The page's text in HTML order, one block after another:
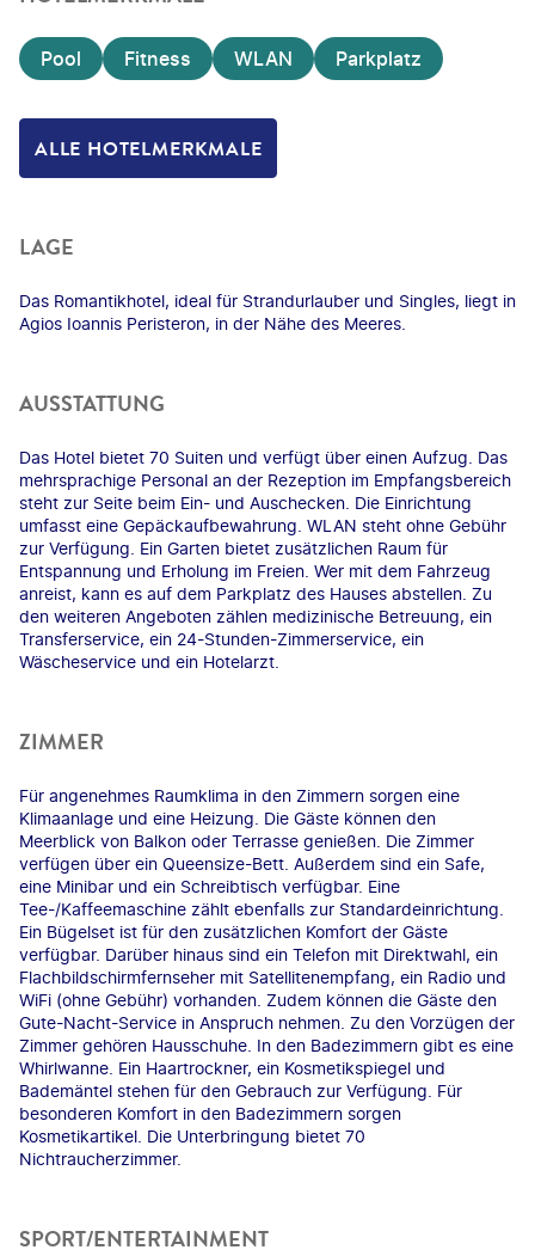
Pool Fitness WLAN Parkplatz
ALLE HOTELMERKMALE
LAGE
Das Romantikhotel, ideal für Strandurlauber und Singles, liegt in
Agios Ioannis Peristeron, in der Nähe des Meeres.
AUSSTATTUNG
Das Hotel bietet 70 Suiten und verfügt über einen Aufzug. Das
mehrsprachige Personal an der Rezeption im Empfangsbereich
steht zur Seite beim Ein- und Auschecken. Die Einrichtung
umfasst eine Gepäckaufbewahrung. WLAN steht ohne Gebühr
zur Verfügung. Ein Garten bietet zusätzlichen Raum für
Entspannung und Erholung im Freien. Wer mit dem Fahrzeug
anreist, kann es auf dem Parkplatz des Hauses abstellen. Zu
den weiteren Angeboten zählen medizinische Betreuung, ein
Transferservice, ein 24-Stunden-Zimmerservice, ein
Wäscheservice und ein Hotelarzt.
ZIMMER
Für angenehmes Raumklima in den Zimmern sorgen eine
Klimaanlage und eine Heizung. Die Gäste können den
Meerblick von Balkon oder Terrasse genießen. Die Zimmer
verfügen über ein Queensize-Bett. Außerdem sind ein Safe,
eine Minibar und ein Schreibtisch verfügbar. Eine
Tee-/Kaffeemaschine zählt ebenfalls zur Standardeinrichtung.
Ein Bügelset ist für den zusätzlichen Komfort der Gäste
verfügbar. Darüber hinaus sind ein Telefon mit Direktwahl, ein
Flachbildschirmfernseher mit Satellitenempfang, ein Radio und
WiFi (ohne Gebühr) vorhanden. Zudem können die Gäste den
Gute-Nacht-Service in Anspruch nehmen. Zu den Vorzügen der
Zimmer gehören Hausschuhe. In den Badezimmern gibt es eine
Whirlwanne. Ein Haartrockner, ein Kosmetikspiegel und
Bademäntel stehen für den Gebrauch zur Verfügung. Für
besonderen Komfort in den Badezimmern sorgen
Kosmetikartikel. Die Unterbringung bietet 70
Nichtraucherzimmer.
SPORT/ENTERTAINMENT